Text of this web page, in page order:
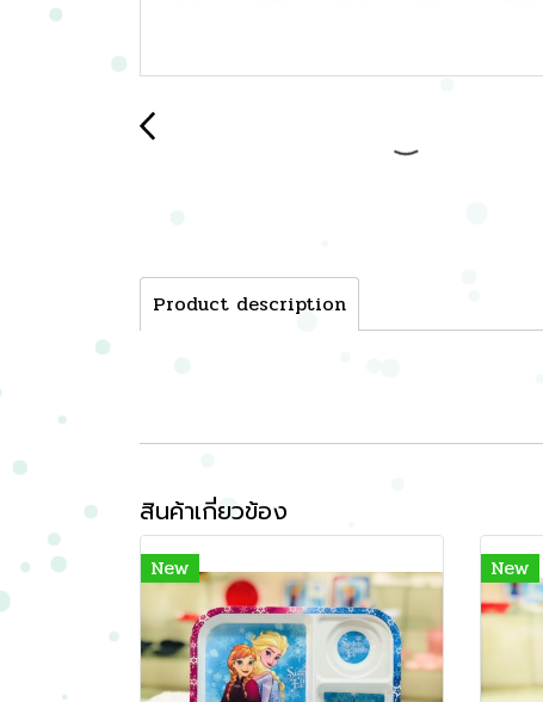
Product description
สินค้าเกี่ยวข้อง
New New